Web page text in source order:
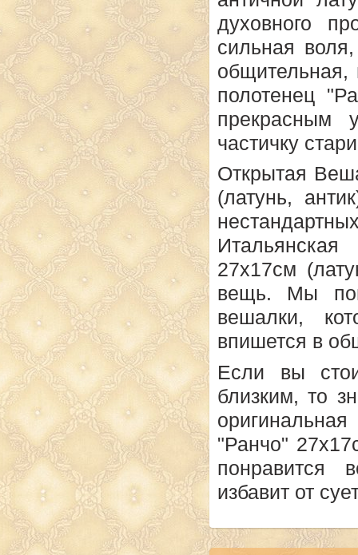
духовного
сильная
полотенец
прекрасным
частичку
Открытая
(латунь,
Итальянская
27х17см
вещь. Мы
вешалки,
впишется в
Если вы
близким, то
"Ранчо"
понравится
избавит от